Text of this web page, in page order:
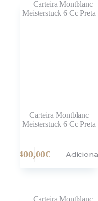
Carteira Montblanc
Meisterstuck 6 Cc Preta
400,00€ Adicionar